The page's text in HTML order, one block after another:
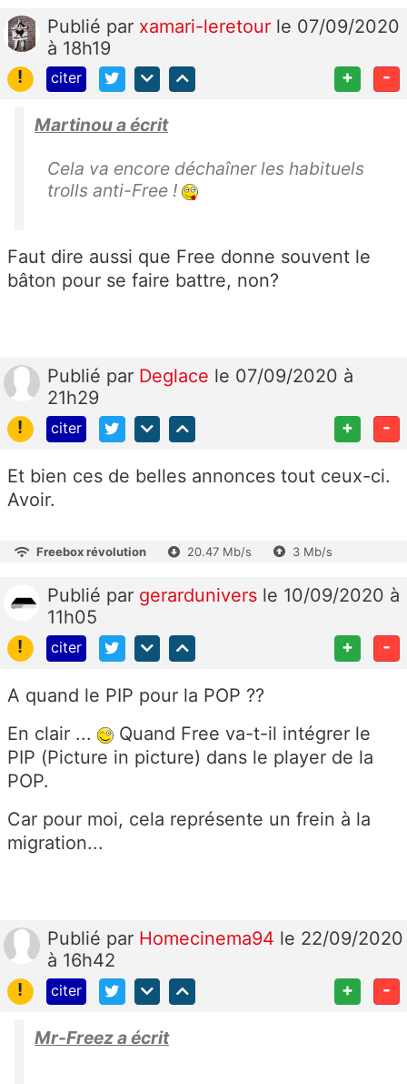
Publié par xamari-leretour le 07/09/2020
à 18h19
!
citer + -
Martinou a écrit
Cela va encore déchaîner les habituels
trolls anti-Free !
Faut dire aussi que Free donne souvent le
bâton pour se faire battre, non?
Publié par Deglace le 07/09/2020 à
21h29
!
citer + -
Et bien ces de belles annonces tout ceux-ci.
Avoir.
Freebox révolution 20.47 Mb/s 3 Mb/s
Publié par gerardunivers le 10/09/2020 à
11h05
!
citer + -
A quand le PIP pour la POP ??
En clair ...
Quand Free va-t-il intégrer le
PIP (Picture in picture) dans le player de la
POP.
Car pour moi, cela représente un frein à la
migration...
Publié par Homecinema94 le 22/09/2020
à 16h42
!
citer + -
Mr-Freez a écrit